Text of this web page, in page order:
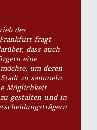
des
fragt
dass auch
eine
um deren
zu sammeln.
Möglichkeit
gestalten und in